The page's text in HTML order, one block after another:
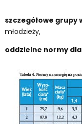
szczegółowe grupy
młodzieży,
oddzielne normy